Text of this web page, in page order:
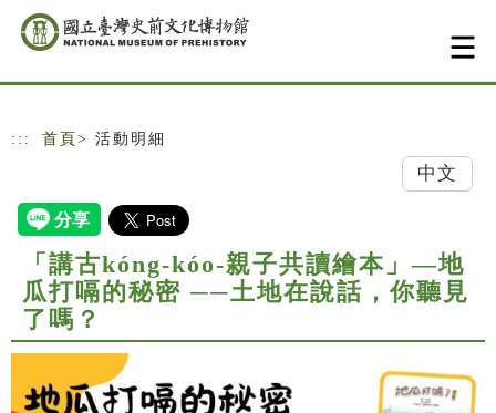
跳到主要內容
網站導覽
::: 首頁 > 活動明細
中文
「講古kóng-kóo-親子共讀繪本」—地
瓜打嗝的秘密 ──土地在說話，你聽見
了嗎？